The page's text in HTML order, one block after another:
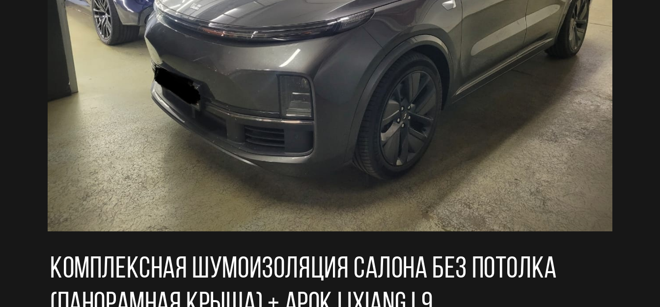
Комплексная шумоизоляция салона без потолка